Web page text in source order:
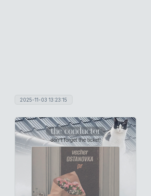
2025-11-03 13:23:15
the conductor
don't forget the ticket!